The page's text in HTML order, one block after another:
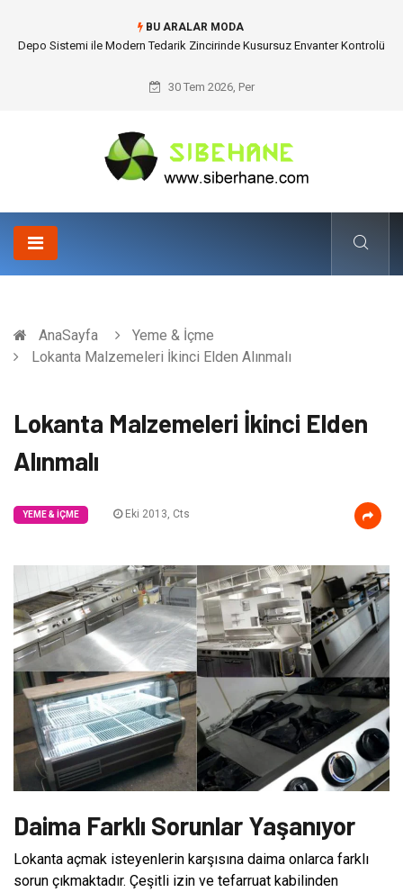
BU ARALAR MODA
Depo Sistemi ile Modern Tedarik Zincirinde Kusursuz Envanter Kontrolü
30 Tem 2026, Per
AnaSayfa
Yeme & İçme
Lokanta Malzemeleri İkinci Elden Alınmalı
Lokanta Malzemeleri İkinci Elden
Alınmalı
YEME & İÇME Eki 2013, Cts
Daima Farklı Sorunlar Yaşanıyor
Lokanta açmak isteyenlerin karşısına daima onlarca farklı
sorun çıkmaktadır. Çeşitli izin ve tefarruat kabilinden